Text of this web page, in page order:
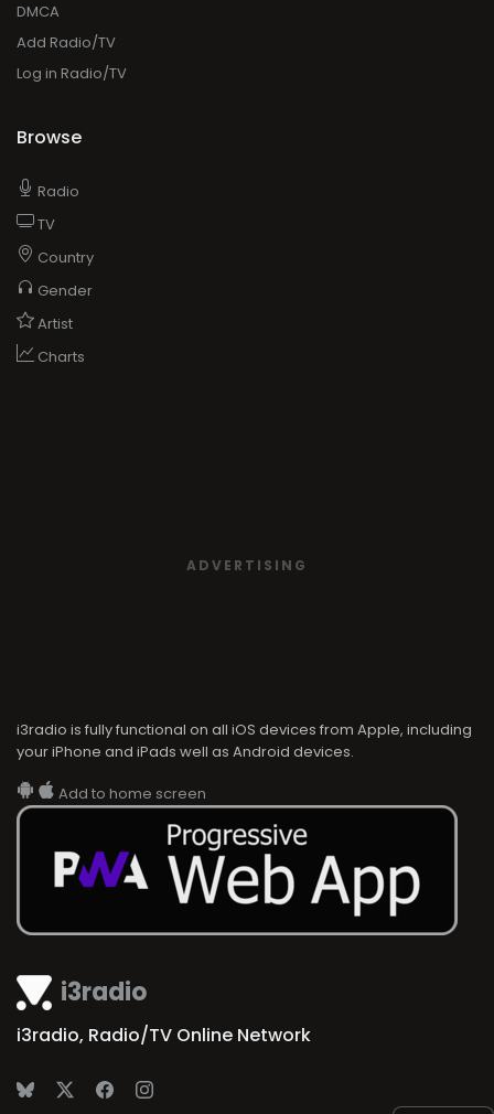
i3radio
i3radio, Radio/TV Online Network
DMCA
Add Radio/TV
Log in Radio/TV
Browse
Radio
TV
Country
Gender
Artist
Charts
ADVERTISING
i3radio is fully functional on all iOS devices from Apple, including
your iPhone and iPads well as Android devices.
Add to home screen